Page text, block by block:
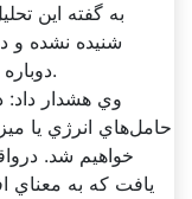
به گفته اين
شنيده نشده و
دوباره حقوق کارمندان کمتر از تورم افزايش يابد.
وي هشدار داد:
حامل‌هاي انرژي يا
خواهيم شد.
يافت که به معناي